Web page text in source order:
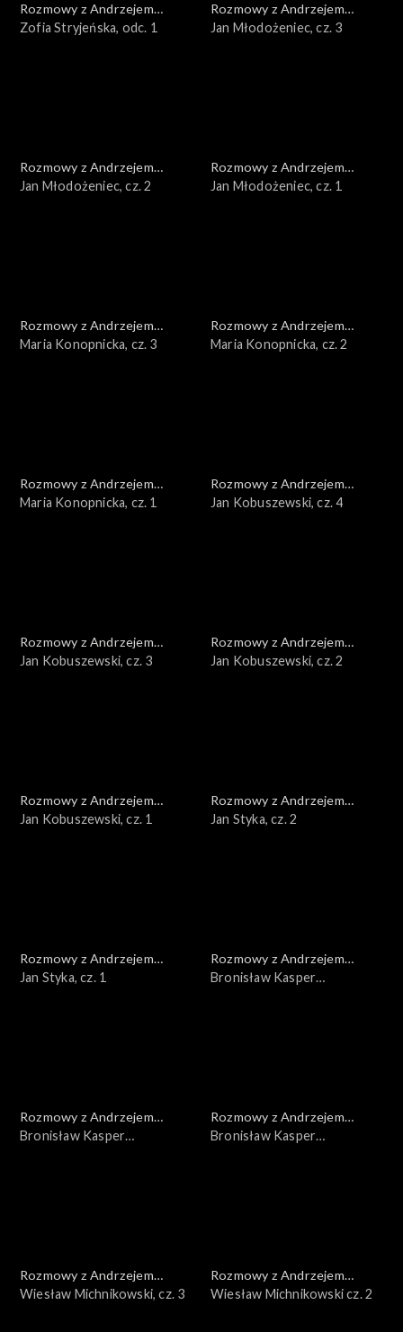
Rozmowy z Andrzejem
Doboszem
Zofia Stryjeńska, odc. 1
Rozmowy z Andrzejem
Doboszem
Jan Młodożeniec, cz. 3
Rozmowy z Andrzejem
Doboszem
Jan Młodożeniec, cz. 2
Rozmowy z Andrzejem
Doboszem
Jan Młodożeniec, cz. 1
Rozmowy z Andrzejem
Doboszem
Maria Konopnicka, cz. 3
Rozmowy z Andrzejem
Doboszem
Maria Konopnicka, cz. 2
Rozmowy z Andrzejem
Doboszem
Maria Konopnicka, cz. 1
Rozmowy z Andrzejem
Doboszem
Jan Kobuszewski, cz. 4
Rozmowy z Andrzejem
Doboszem
Jan Kobuszewski, cz. 3
Rozmowy z Andrzejem
Doboszem
Jan Kobuszewski, cz. 2
Rozmowy z Andrzejem
Doboszem
Jan Kobuszewski, cz. 1
Rozmowy z Andrzejem
Doboszem
Jan Styka, cz. 2
Rozmowy z Andrzejem
Doboszem
Jan Styka, cz. 1
Rozmowy z Andrzejem
Doboszem
Bronisław Kasper
Rozmowy z Andrzejem
Doboszem
Bronisław Kasper
Rozmowy z Andrzejem
Doboszem
Bronisław Kasper
Rozmowy z Andrzejem
Doboszem
Wiesław Michnikowski, cz. 3
Rozmowy z Andrzejem
Doboszem
Wiesław Michnikowski cz. 2